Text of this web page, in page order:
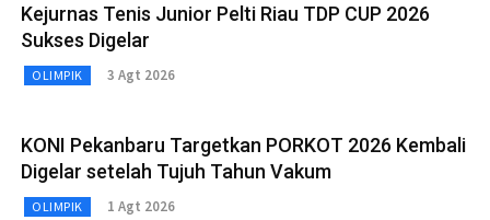
Kejurnas Tenis Junior Pelti Riau TDP CUP 2026
Sukses Digelar
OLIMPIK 3 Agt 2026
KONI Pekanbaru Targetkan PORKOT 2026 Kembali
Digelar setelah Tujuh Tahun Vakum
OLIMPIK 1 Agt 2026